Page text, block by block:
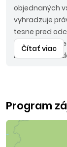
objednaných
vyhradzuje
tesne pred
všetkých
limity:v
Čítať viac
Program